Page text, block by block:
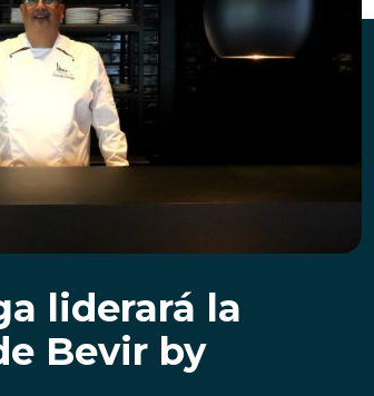
liderará la
Bevir by